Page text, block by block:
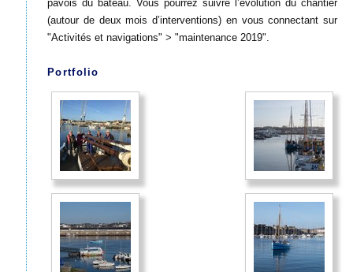
pavois du bateau. Vous pourrez suivre l’évolution du chantier
(autour de deux mois d’interventions) en vous connectant sur
"Activités et navigations" > "maintenance 2019".
Portfolio